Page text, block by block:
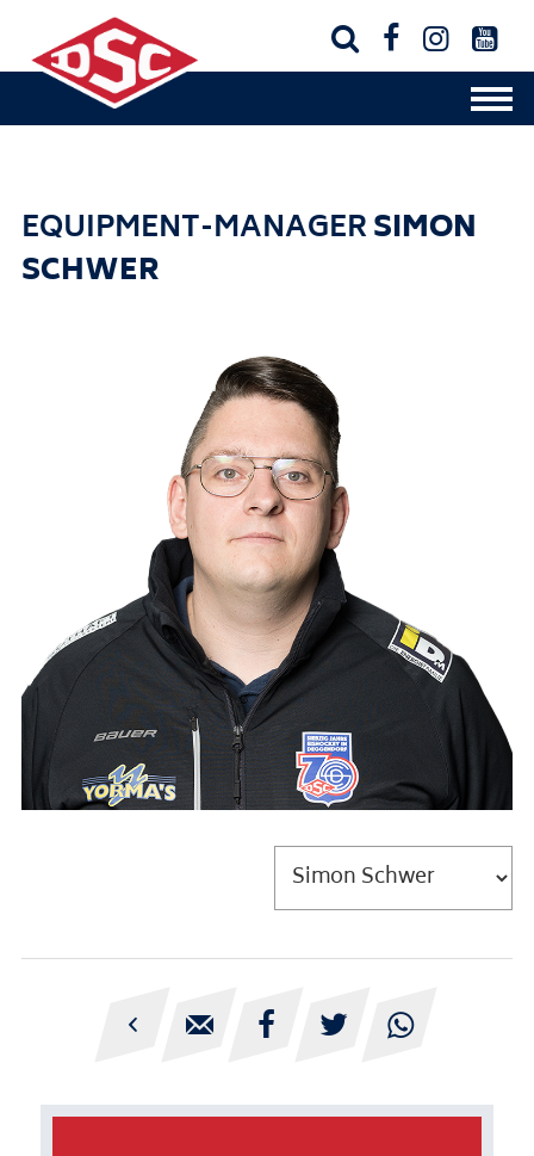
   
EQUIPMENT-MANAGERSIMON
SCHWER
    